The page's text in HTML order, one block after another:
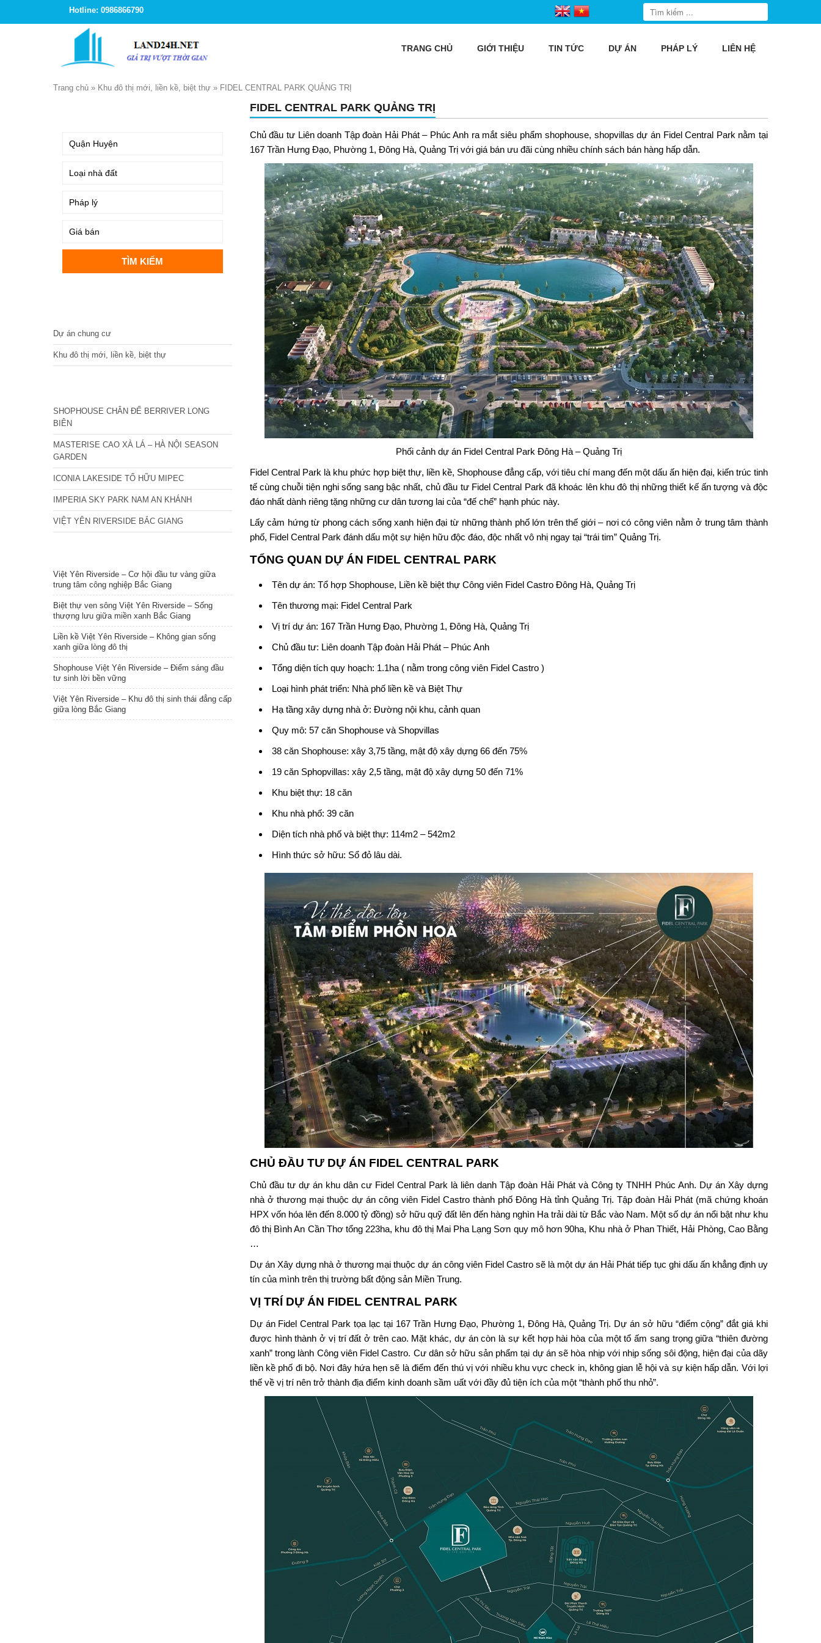
Hotline: 0986866790
TRANG CHỦ GIỚI THIỆU TIN TỨC DỰ ÁN PHÁP LÝ LIÊN HỆ
Trang chủ » Khu đô thị mới, liền kề, biệt thự » FIDEL CENTRAL PARK QUẢNG TRỊ
FIDEL CENTRAL PARK QUẢNG TRỊ
Chủ đầu tư Liên doanh Tập đoàn Hải Phát – Phúc Anh ra mắt siêu phẩm shophouse, shopvillas dự án Fidel Central Park nằm tại
167 Trần Hưng Đạo, Phường 1, Đông Hà, Quảng Trị với giá bán ưu đãi cùng nhiều chính sách bán hàng hấp dẫn.
Phối cảnh dự án Fidel Central Park Đông Hà – Quảng Trị
Fidel Central Park là khu phức hợp biệt thự, liền kề, Shophouse đẳng cấp, với tiêu chí mang đến một dấu ấn hiện đại, kiến trúc tinh
tế cùng chuỗi tiện nghi sống sang bậc nhất, chủ đầu tư Fidel Central Park đã khoác lên khu đô thị những thiết kế ấn tượng và độc
đáo nhất dành riêng tặng những cư dân tương lai của “đế chế” hạnh phúc này.
Lấy cảm hứng từ phong cách sống xanh hiện đại từ những thành phố lớn trên thế giới – nơi có công viên nằm ở trung tâm thành
phố, Fidel Central Park đánh dấu một sự hiện hữu độc đáo, độc nhất vô nhị ngay tại “trái tim” Quảng Trị.
TỔNG QUAN DỰ ÁN FIDEL CENTRAL PARK
Tên dự án: Tổ hợp Shophouse, Liền kề biệt thự Công viên Fidel Castro Đông Hà, Quảng Trị
Tên thương mại: Fidel Central Park
Vị trí dự án: 167 Trần Hưng Đạo, Phường 1, Đông Hà, Quảng Trị
Chủ đầu tư: Liên doanh Tập đoàn Hải Phát – Phúc Anh
Tổng diện tích quy hoạch: 1.1ha ( nằm trong công viên Fidel Castro )
Loại hình phát triển: Nhà phố liền kề và Biệt Thự
Hạ tầng xây dựng nhà ở: Đường nội khu, cảnh quan
Quy mô: 57 căn Shophouse và Shopvillas
38 căn Shophouse: xây 3,75 tầng, mật độ xây dựng 66 đến 75%
19 căn Sphopvillas: xây 2,5 tầng, mật độ xây dựng 50 đến 71%
Khu biệt thự: 18 căn
Khu nhà phố: 39 căn
Diện tích nhà phố và biệt thự: 114m2 – 542m2
Hình thức sở hữu: Sổ đỏ lâu dài.
CHỦ ĐẦU TƯ DỰ ÁN FIDEL CENTRAL PARK
Chủ đầu tư dự án khu dân cư Fidel Central Park là liên danh Tập đoàn Hải Phát và Công ty TNHH Phúc Anh. Dự án Xây dựng
nhà ở thương mại thuộc dự án công viên Fidel Castro thành phố Đông Hà tỉnh Quảng Trị. Tập đoàn Hải Phát (mã chứng khoán
HPX vốn hóa lên đến 8.000 tỷ đồng) sở hữu quỹ đất lên đến hàng nghìn Ha trải dài từ Bắc vào Nam. Một số dự án nổi bật như khu
đô thị Bình An Cần Thơ tổng 223ha, khu đô thị Mai Pha Lạng Sơn quy mô hơn 90ha, Khu nhà ở Phan Thiết, Hải Phòng, Cao Bằng
…
Dự án Xây dựng nhà ở thương mại thuộc dự án công viên Fidel Castro sẽ là một dự án Hải Phát tiếp tục ghi dấu ấn khẳng định uy
tín của mình trên thị trường bất động sản Miền Trung.
VỊ TRÍ DỰ ÁN FIDEL CENTRAL PARK
Dự án Fidel Central Park tọa lạc tại 167 Trần Hưng Đạo, Phường 1, Đông Hà, Quảng Trị. Dự án sở hữu “điểm cộng” đắt giá khi
được hình thành ở vị trí đất ở trên cao. Mặt khác, dự án còn là sự kết hợp hài hòa của một tổ ấm sang trọng giữa “thiên đường
xanh” trong lành Công viên Fidel Castro. Cư dân sở hữu sản phẩm tại dự án sẽ hòa nhịp với nhịp sống sôi động, hiện đại của dãy
liền kề phố đi bộ. Nơi đây hứa hẹn sẽ là điểm đến thú vị với nhiều khu vực check in, không gian lễ hội và sự kiện hấp dẫn. Với lợi
thế về vị trí nên trở thành địa điểm kinh doanh sầm uất với đầy đủ tiện ích của một “thành phố thu nhỏ”.
Dự án chung cư
Khu đô thị mới, liền kề, biệt thự
SHOPHOUSE CHÂN ĐẾ BERRIVER LONG
BIÊN
MASTERISE CAO XÀ LÁ – HÀ NỘI SEASON
GARDEN
ICONIA LAKESIDE TỐ HỮU MIPEC
IMPERIA SKY PARK NAM AN KHÁNH
VIỆT YÊN RIVERSIDE BẮC GIANG
Việt Yên Riverside – Cơ hội đầu tư vàng giữa
trung tâm công nghiệp Bắc Giang
Biệt thự ven sông Việt Yên Riverside – Sống
thượng lưu giữa miền xanh Bắc Giang
Liền kề Việt Yên Riverside – Không gian sống
xanh giữa lòng đô thị
Shophouse Việt Yên Riverside – Điểm sáng đầu
tư sinh lời bền vững
Việt Yên Riverside – Khu đô thị sinh thái đẳng cấp
giữa lòng Bắc Giang